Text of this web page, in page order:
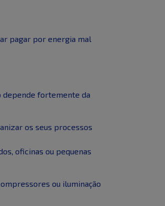
pagar por energia mal
depende fortemente da
os seus processos
oficinas ou pequenas
ou iluminação